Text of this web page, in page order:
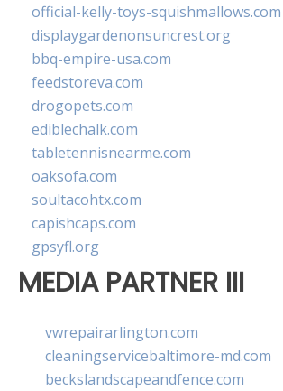
official-kelly-toys-squishmallows.com
displaygardenonsuncrest.org
bbq-empire-usa.com
feedstoreva.com
drogopets.com
ediblechalk.com
tabletennisnearme.com
oaksofa.com
soultacohtx.com
capishcaps.com
gpsyfl.org
MEDIA PARTNER III
vwrepairarlington.com
cleaningservicebaltimore-md.com
beckslandscapeandfence.com